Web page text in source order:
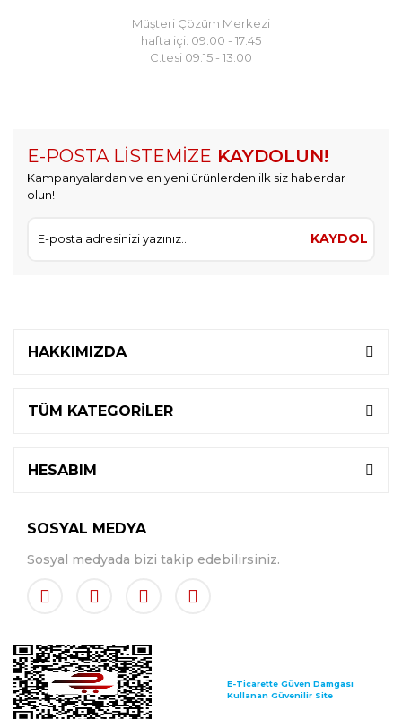
Müşteri Çözüm Merkezi
hafta içi: 09:00 - 17:45
C.tesi 09:15 - 13:00
E-POSTA LİSTEMİZE KAYDOLUN!
Kampanyalardan ve en yeni ürünlerden ilk siz haberdar
olun!
KAYDOL
HAKKIMIZDA
TÜM KATEGORİLER
HESABIM
SOSYAL MEDYA
Sosyal medyada bizi takip edebilirsiniz.
E-Ticarette Güven Damgası
Kullanan Güvenilir Site